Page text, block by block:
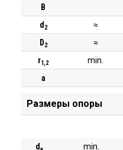
B
d 2 ≈
D2 ≈
r1,2 min.
a
Размеры опоры
d min.